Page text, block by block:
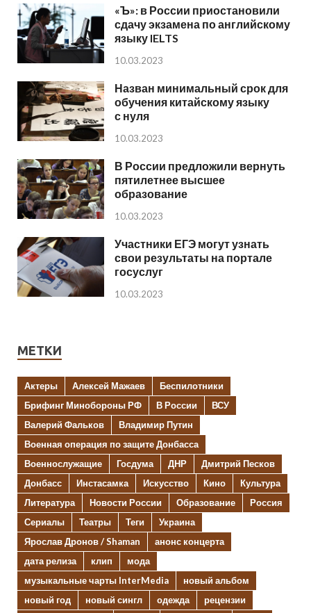
«Ъ»: в России приостановили
сдачу экзамена по английскому
языку IELTS
10.03.2023
Назван минимальный срок для
обучения китайскому языку
с нуля
10.03.2023
В России предложили вернуть
пятилетнее высшее
образование
10.03.2023
Участники ЕГЭ могут узнать
свои результаты на портале
госуслуг
10.03.2023
МЕТКИ
Актеры Алексей Мажаев
Беспилотники
Брифинг Минобороны РФ
В России
ВСУ
Валерий Фальков
Владимир Путин
Военная операция по защите Донбасса
Военнослужащие
Госдума ДНР
Дмитрий Песков
Донбасс
Инстасамка Искусство Кино
Культура
Литература
Новости России Образование
Россия
Сериалы
Театры Теги
Украина
Ярослав Дронов / Shaman
анонс концерта
дата релиза
клип
мода
музыкальные чарты InterMedia
новый альбом
новый год
новый сингл одежда
рецензии